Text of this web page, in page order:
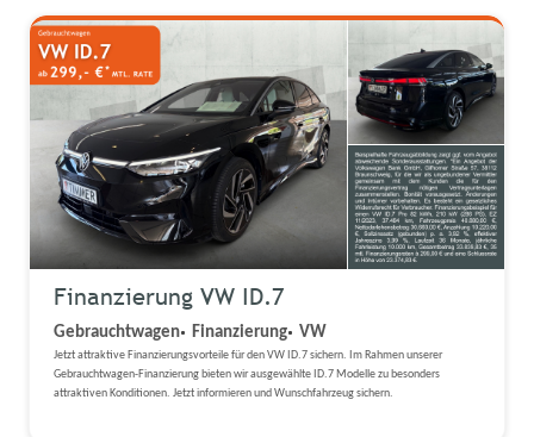
Finanzierung VW ID.7
Gebrauchtwagen Finanzierung VW
Jetzt attraktive Finanzierungsvorteile für den VW ID.7 sichern. Im Rahmen unserer
Gebrauchtwagen-Finanzierung bieten wir ausgewählte ID.7 Modelle zu besonders
attraktiven Konditionen. Jetzt informieren und Wunschfahrzeug sichern.